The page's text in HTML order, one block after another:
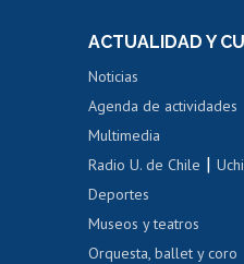
Portal de
Certificado de renta
Certificado de renta
Gestión de correo
Acoso laboral,
ACTUALIDAD Y
Noticias
Agenda de actividades
Multimedia
Radio U. de Chile |
Deportes
Museos y teatros
Orquesta, ballet y coro